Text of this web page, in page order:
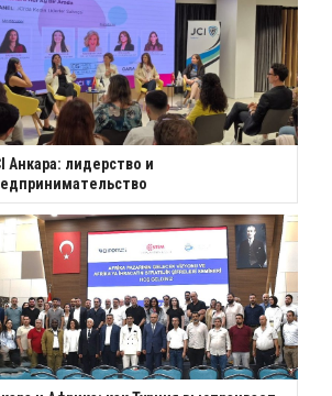
Анкара: лидерство и